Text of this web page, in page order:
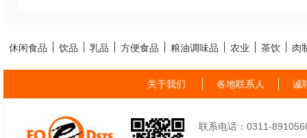
休闲食品 饮品 乳品 方便食品 粮油调味品 农业 茶饮 肉
关于我们 各地联系人 诚
联系电话：0311-